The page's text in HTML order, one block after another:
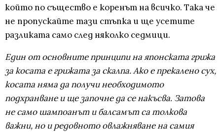
който по същество е коренът на всичко. Така че
не пропускайте тази стъпка и ще усетите
разликата само след няколко седмици.
Един от основните принципи на японската грижа
за косата е грижата за скалпа. Ако е прекалено сух,
косата няма да получи необходимото
подхранване и ще започне да се накъсва. Затова
не само шампоанът и балсамът са толкова
важни, но и редовното овлажняване на самия